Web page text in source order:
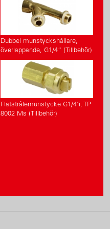
Dubbel munstyckshållare,
överlappande, G1/4“ (Tillbehör)
Flatstrålemunstycke G1/4"i, TP
8002 Ms (Tillbehör)